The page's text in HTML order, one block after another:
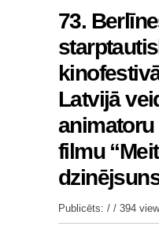
73.
Latvijā
filmu
Publicēts: / / 394